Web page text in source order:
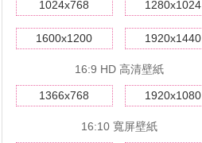
1024x768 1280x1024
1600x1200 1920x1440
16:9 HD 高清壁紙
1366x768 1920x1080
16:10 寬屏壁紙